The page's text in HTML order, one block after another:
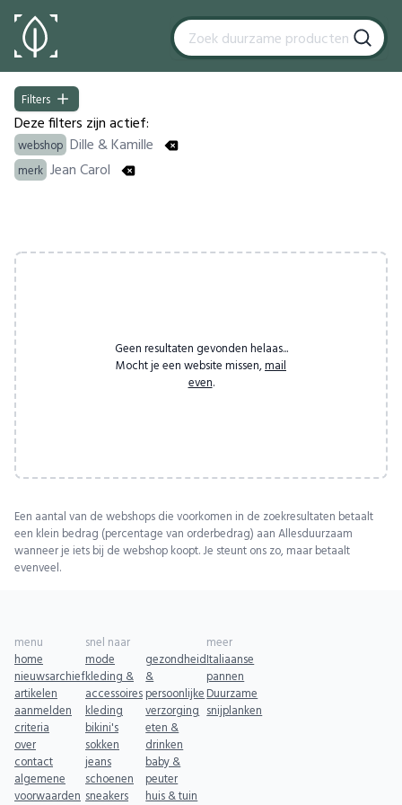
Filters
Filters
Deze filters zijn actief:
webshop Dille & Kamille
merk Jean Carol
Geen resultaten gevonden helaas...
Mocht je een website missen, mail
even.
Een aantal van de webshops die voorkomen in de zoekresultaten betaalt
een klein bedrag (percentage van orderbedrag) aan Allesduurzaam
wanneer je iets bij de webshop koopt. Je steunt ons zo, maar betaalt
evenveel.
menu
home
nieuwsarchief
artikelen
aanmelden
criteria
over
contact
algemene
voorwaarden
snel naar
mode
kleding &
accessoires
kleding
bikini's
sokken
jeans
schoenen
sneakers
gezondheid
&
persoonlijke
verzorging
eten &
drinken
baby &
peuter
huis & tuin
meer
Italiaanse
pannen
Duurzame
snijplanken